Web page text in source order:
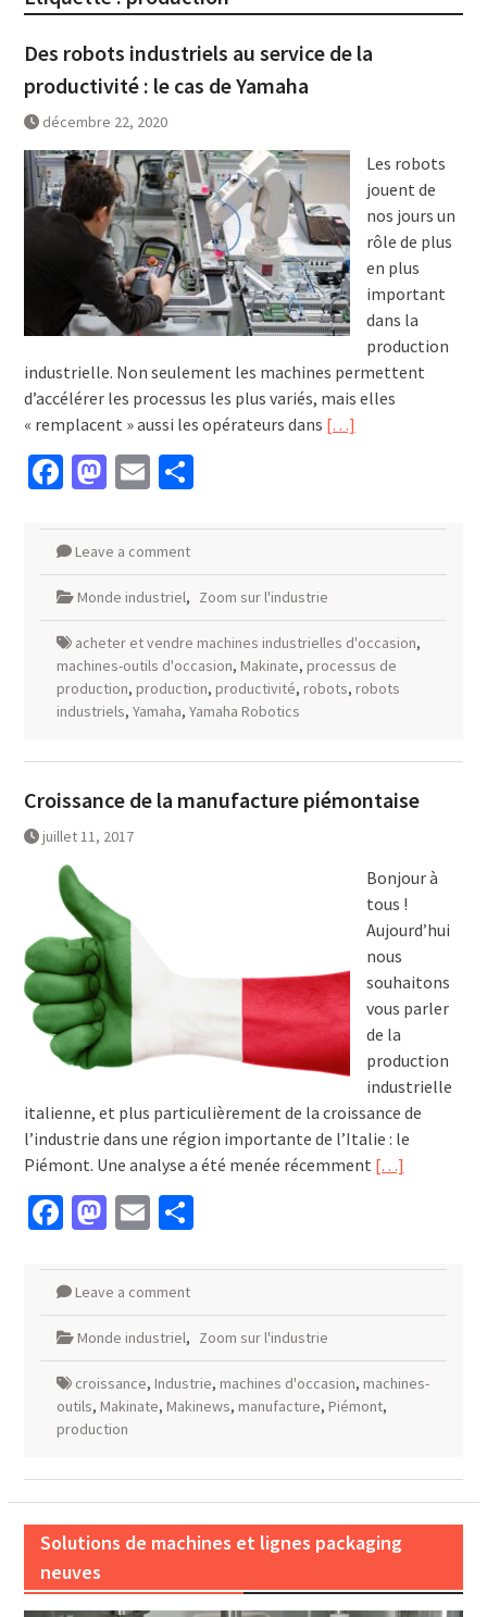
Des robots industriels au service de la
productivité : le cas de Yamaha
décembre 22, 2020
Les robots
jouent de
nos jours un
rôle de plus
en plus
important
dans la
production
industrielle. Non seulement les machines permettent
d’accélérer les processus les plus variés, mais elles
« remplacent » aussi les opérateurs dans […]
Facebook
Mastodon
EmailPartager
Leave a comment
Monde industriel, Zoom sur l'industrie
acheter et vendre machines industrielles d'occasion,
machines-outils d'occasion, Makinate, processus de
production, production, productivité, robots, robots
industriels, Yamaha, Yamaha Robotics
Croissance de la manufacture piémontaise
juillet 11, 2017
Bonjour à
tous !
Aujourd’hui
nous
souhaitons
vous parler
de la
production
industrielle
italienne, et plus particulièrement de la croissance de
l’industrie dans une région importante de l’Italie : le
Piémont. Une analyse a été menée récemment […]
Facebook
Mastodon
EmailPartager
Leave a comment
Monde industriel, Zoom sur l'industrie
croissance, Industrie, machines d'occasion, machines-
outils, Makinate, Makinews, manufacture, Piémont,
production
Solutions de machines et lignes packaging
neuves